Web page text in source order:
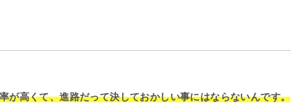
が高くて、進路だって決しておかしい事にはならないんです。